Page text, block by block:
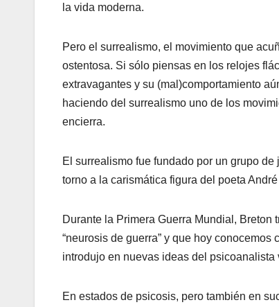
la vida moderna.
Pero el surrealismo, el movimiento que
ostentosa. Si sólo piensas en los relojes
extravagantes y su (mal)comportamiento
haciendo del surrealismo uno de los
encierra.
El surrealismo fue fundado por un grupo
torno a la carismática figura del poeta
Durante la Primera Guerra Mundial,
“neurosis de guerra” y que hoy
introdujo en nuevas ideas del
En estados de psicosis, pero también en